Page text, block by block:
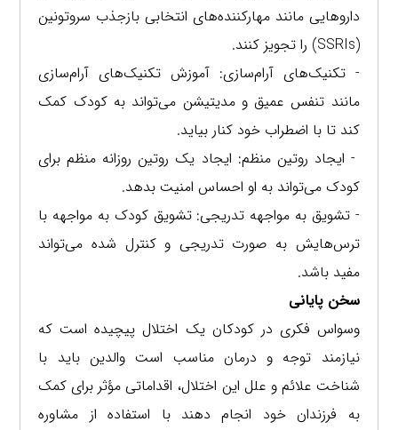
داروهایی مانند مهارکننده‌های انتخابی بازجذب سروتونین
(SSRIs) را تجویز کنند.
- تکنیک‌های آرام‌سازی: آموزش تکنیک‌های آرام‌سازی
مانند تنفس عمیق و مدیتیشن می‌تواند به کودک کمک
کند تا با اضطراب خود کنار بیاید.
- ایجاد روتین منظم: ایجاد یک روتین روزانه منظم برای
کودک می‌تواند به او احساس امنیت بدهد.
- تشویق به مواجهه تدریجی: تشویق کودک به مواجهه با
ترس‌هایش به صورت تدریجی و کنترل شده می‌تواند
مفید باشد.
سخن پایانی
وسواس فکری در کودکان یک اختلال پیچیده است که
نیازمند توجه و درمان مناسب است والدین باید با
شناخت علائم و علل این اختلال، اقداماتی مؤثر برای کمک
به فرزندان خود انجام دهند با استفاده از مشاوره